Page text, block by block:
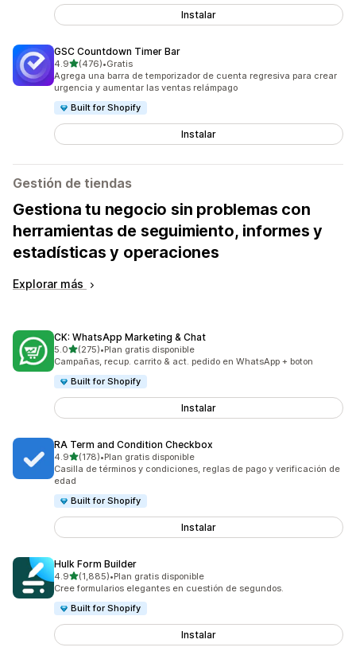
Instalar
GSC Countdown Timer Bar
4.9de 5 estrellas
(476)
476 reseñas en total
•Gratis
Agrega una barra de temporizador de cuenta regresiva para crear
urgencia y aumentar las ventas relámpago
Built for Shopify
Instalar
Gestión de tiendas
Gestiona tu negocio sin problemas con
herramientas de seguimiento, informes y
estadísticas y operaciones
Explorar más
CK: WhatsApp Marketing & Chat
5.0de 5 estrellas
(275)
275 reseñas en total
•Plan gratis disponible
Campañas, recup. carrito & act. pedido en WhatsApp + boton
Built for Shopify
Instalar
RA Term and Condition Checkbox
4.9de 5 estrellas
(178)
178 reseñas en total
•Plan gratis disponible
Casilla de términos y condiciones, reglas de pago y verificación de
edad
Built for Shopify
Instalar
Hulk Form Builder
4.9de 5 estrellas
(1,885)
1885 reseñas en total
•Plan gratis disponible
Cree formularios elegantes en cuestión de segundos.
Built for Shopify
Instalar